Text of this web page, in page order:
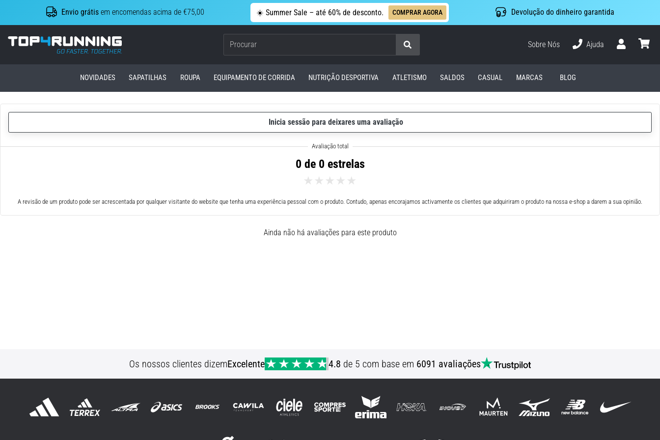
Envio grátis em encomendas acima de €75,00 ☀️ Summer Sale – até 60% de desconto. COMPRAR AGORA Devolução do dinheiro garantida
Top4Running.pt
Procurar
Sobre Nós
Ajuda
NOVIDADES SAPATILHAS ROUPA EQUIPAMENTO DE CORRIDA NUTRIÇÃO DESPORTIVA ATLETISMO SALDOS CASUAL MARCAS BLOG
Inicia sessão para deixares uma avaliação
0 de 0 estrelas
A revisão de um produto pode ser acrescentada por qualquer visitante do website que tenha uma experiência pessoal com o produto. Contudo, apenas encorajamos activamente os clientes que adquiriram o produto na nossa e-shop a darem a sua opinião.
Ainda não há avaliações para este produto
Os nossos clientes dizemExcelente 4.8 de 5 com base em 6091 avaliações